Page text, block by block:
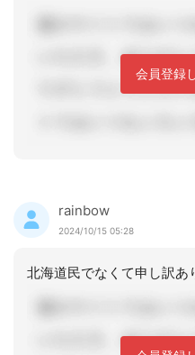
会員登録
rainbow
2024/10/15 05:28